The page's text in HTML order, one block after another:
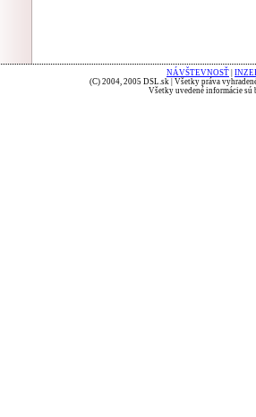
NÁVŠTEVNOSŤ
(C) 2004, 2005 DSL.sk | Všetky práva
Všetky uvedené informácie sú